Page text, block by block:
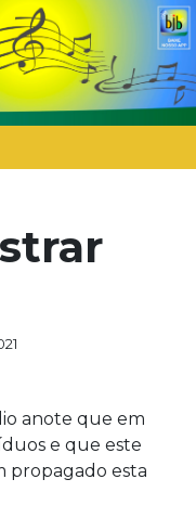
anote que em
e que este
propagado esta